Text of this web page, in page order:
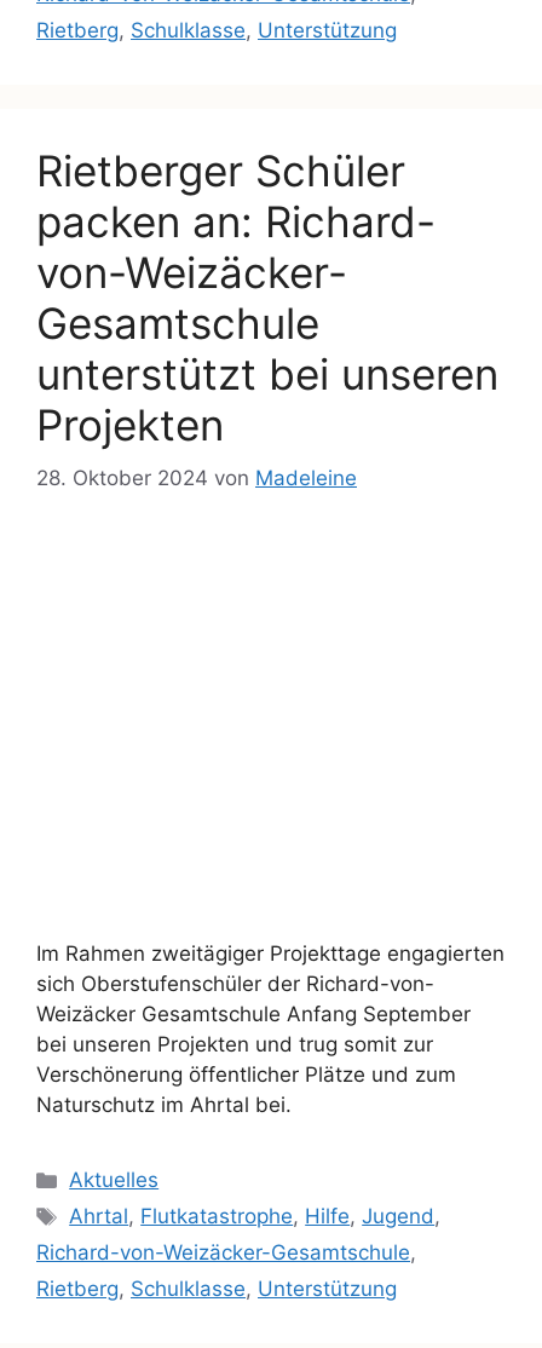
Rietberg, Schulklasse, Unterstützung
Rietberger Schüler
packen an: Richard-
von-Weizäcker-
Gesamtschule
unterstützt bei unseren
Projekten
28. Oktober 2024 von Madeleine
Im Rahmen zweitägiger Projekttage engagierten
sich Oberstufenschüler der Richard-von-
Weizäcker Gesamtschule Anfang September
bei unseren Projekten und trug somit zur
Verschönerung öffentlicher Plätze und zum
Naturschutz im Ahrtal bei.
Aktuelles
Ahrtal, Flutkatastrophe, Hilfe,Jugend,
Richard-von-Weizäcker-Gesamtschule,
Rietberg, Schulklasse, Unterstützung